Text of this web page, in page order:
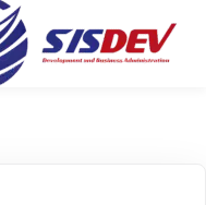
Sign in